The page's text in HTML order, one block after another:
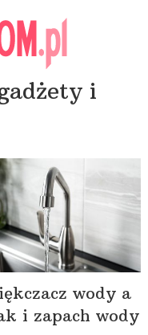
i
wody a
i zapach wody